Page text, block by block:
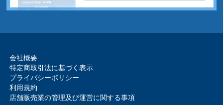
会社概要
特定商取引法に基づく表示
プライバシーポリシー
利用規約
店舗販売業の管理及び運営に関する事項